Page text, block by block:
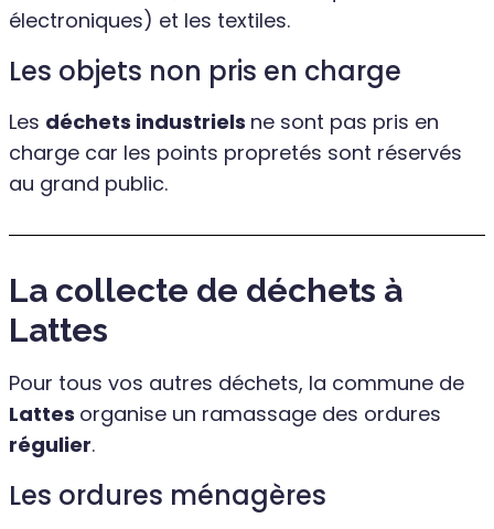
électroniques) et les textiles.
Les objets non pris en charge
Les déchets industriels ne sont pas pris en
charge car les points propretés sont réservés
au grand public.
La collecte de déchets à
Lattes
Pour tous vos autres déchets, la commune de
Lattes organise un ramassage des ordures
régulier.
Les ordures ménagères